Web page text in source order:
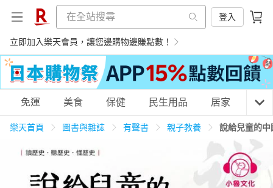
登入
立即加入樂天會員，讓您邊購物邊賺點數！
購物網分類
民生用品
免運 美食 保健 民生用品 居家 3C
樂天首頁 圖書與雜誌 有聲書 親子教養 說給兒童的